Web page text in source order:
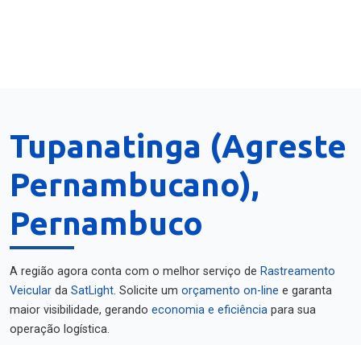
Tupanatinga (Agreste
Pernambucano),
Pernambuco
A região agora conta com o melhor serviço de Rastreamento
Veicular da SatLight. Solicite um orçamento on-line e garanta
maior visibilidade, gerando economia e eficiência para sua
operação logística.